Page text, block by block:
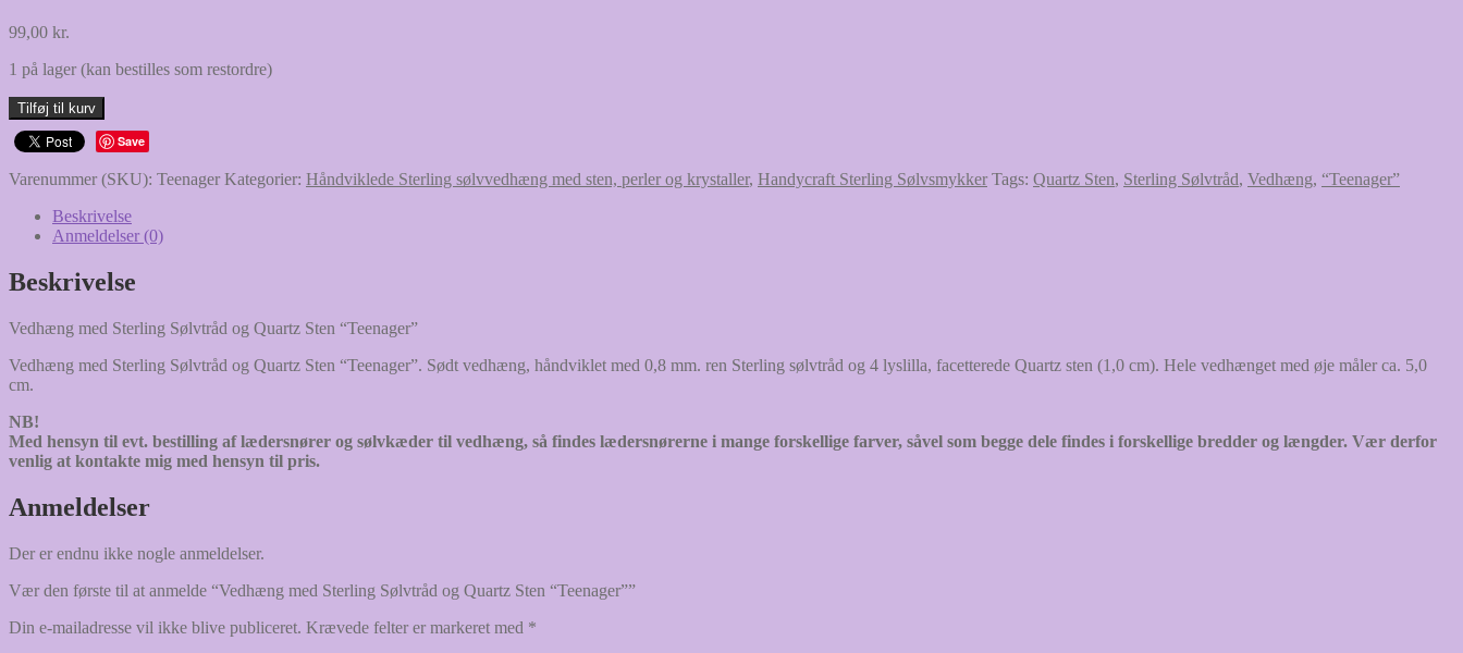
99,00 kr.
1 på lager (kan bestilles som restordre)
Vedhæng
med
Sterling
og
Sten
“Teenager”
Tilføj til kurv
Save
Varenummer (SKU): Teenager Kategorier: Håndviklede Sterling sølvvedhæng med sten, perler og krystaller, Handycraft Sterling Sølvsmykker Tags: Quartz Sten, Sterling Sølvtråd, Vedhæng, “Teenager”
Beskrivelse
Anmeldelser (0)
Beskrivelse
Vedhæng med Sterling Sølvtråd og Quartz Sten “Teenager”
Vedhæng med Sterling Sølvtråd og Quartz Sten “Teenager”. Sødt vedhæng, håndviklet med 0,8 mm. ren Sterling sølvtråd og 4 lyslilla, facetterede Quartz sten (1,0 cm). Hele vedhænget med øje måler ca. 5,0
cm.
NB!
Med hensyn til evt. bestilling af lædersnører og sølvkæder til vedhæng, så findes lædersnørerne i mange forskellige farver, såvel som begge dele findes i forskellige bredder og længder. Vær derfor
venlig at kontakte mig med hensyn til pris.
Anmeldelser
Der er endnu ikke nogle anmeldelser.
Vær den første til at anmelde “Vedhæng med Sterling Sølvtråd og Quartz Sten “Teenager””
Din e-mailadresse vil ikke blive publiceret. Krævede felter er markeret med *